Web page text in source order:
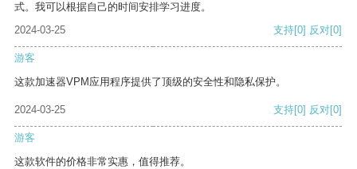
式。我可以根据自己的时间安排学习进度。
2024-03-25
支持[0] 反对[0]
游客
这款加速器VPM应用程序提供了顶级的安全性和隐私保护。
2024-03-25 支持[0] 反对[0]
游客
这款软件的价格非常实惠，值得推荐。